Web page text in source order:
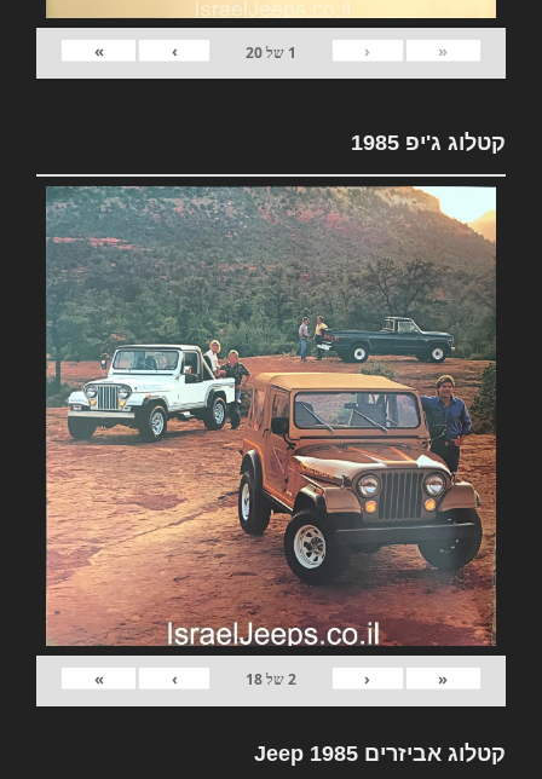
«
‹
1 של20
›
»
קטלוג ג'יפ 1985
«
‹
2של18
›
»
קטלוג אביזרים Jeep 1985